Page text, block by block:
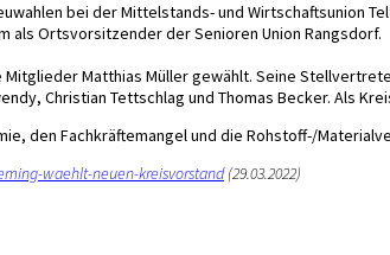
bei der Mittelstands- und Wirtschaftsunion
als Ortsvorsitzender der Senioren Union Rangsdorf.
Matthias Müller gewählt. Seine
Christian Tettschlag und Thomas Becker. Als
den Fachkräftemangel und die Rohstoff-/
waehlt-neuen-kreisvorstand(29.03.2022)